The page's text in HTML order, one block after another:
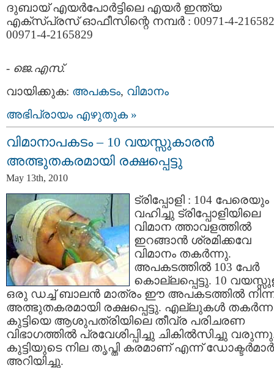
ദുബായ്‌ എയര്‍പോര്‍ട്ടിലെ എയര്‍ ഇന്ത്യ
എക്സ്പ്രസ്‌ ഓഫീസിന്റെ നമ്പര്‍ : 00971-4-
00971-4-2165829
വിമാനം
–
മരണം
- ജെ.എസ്.
വായിക്കുക: അപകടം, വിമാനം
അഭിപ്രായം എഴുതുക »
വിമാനാപകടം – 10 വയസ്സുകാരന്‍
അത്ഭുതകരമായി രക്ഷപ്പെട്ടു
May 13th, 2010
ട്രിപ്പോളി : 104 പേരെയും
വഹിച്ചു ട്രിപ്പോളിയിലെ
വിമാന ത്താവളത്തില്‍
ഇറങ്ങാന്‍ ശ്രമിക്കവേ
വിമാനം തകര്‍ന്നു.
അപകടത്തില്‍ 103 പേര്‍
കൊല്ലപ്പെട്ടു. 10
ഒരു ഡച്ച് ബാലന്‍ മാത്രം ഈ അപകടത്തില്‍
അത്ഭുതകരമായി രക്ഷപ്പെട്ടു. എല്ലുകള്‍ തകര്‍ന്ന
കുട്ടിയെ ആശുപത്രിയിലെ തീവ്ര പരിചരണ
വിഭാഗത്തില്‍ പ്രവേശിപ്പിച്ചു ചികില്‍സിച്ചു
കുട്ടിയുടെ നില തൃപ്തി കരമാണ് എന്ന് ഡോക്ടര്‍മാര്‍
അറിയിച്ചു.